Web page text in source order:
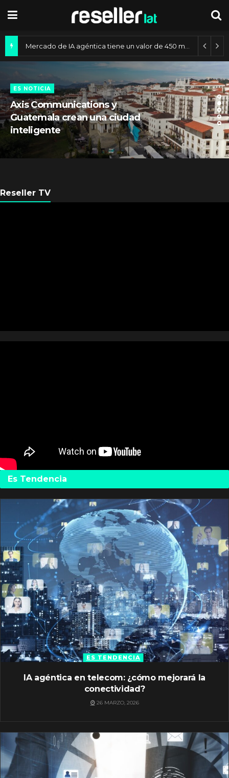
ES NOTICIA
Axis Communications y
Guatemala crean una ciudad
inteligente
Reseller TV
Es Tendencia
ES TENDENCIA
IA agéntica en telecom: ¿cómo mejorará la
conectividad?
26 MARZO, 2026